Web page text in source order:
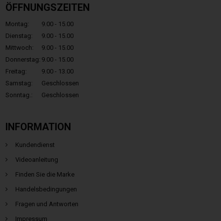
ÖFFNUNGSZEITEN
Montag:
9.00 - 15.00
Dienstag:
9.00 - 15.00
Mittwoch:
9.00 - 15.00
Donnerstag: 9.00 - 15.00
Freitag:
9.00 - 13.00
Samstag:
Geschlossen
Sonntag.:
Geschlossen
INFORMATION
Kundendienst
Videoanleitung
Finden Sie die Marke
Handelsbedingungen
Fragen und Antworten
Impressum